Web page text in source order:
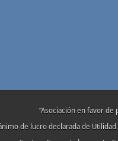
“Asociación en favor de
de lucro declarada de